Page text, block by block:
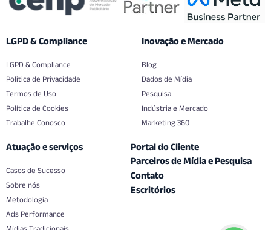
LGPD & Compliance
LGPD & Compliance
Politica de Privacidade
Termos de Uso
Política de Cookies
Trabalhe Conosco
Inovação e Mercado
Blog
Dados de Mídia
Pesquisa
Indústria e Mercado
Marketing 360
Atuação e serviços
Casos de Sucesso
Sobre nós
Metodologia
Ads Performance
Portal do Cliente
Parceiros de Mídia e Pesquisa
Contato
Escritórios